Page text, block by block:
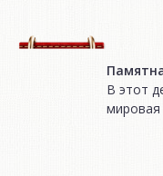
В этот
мировая